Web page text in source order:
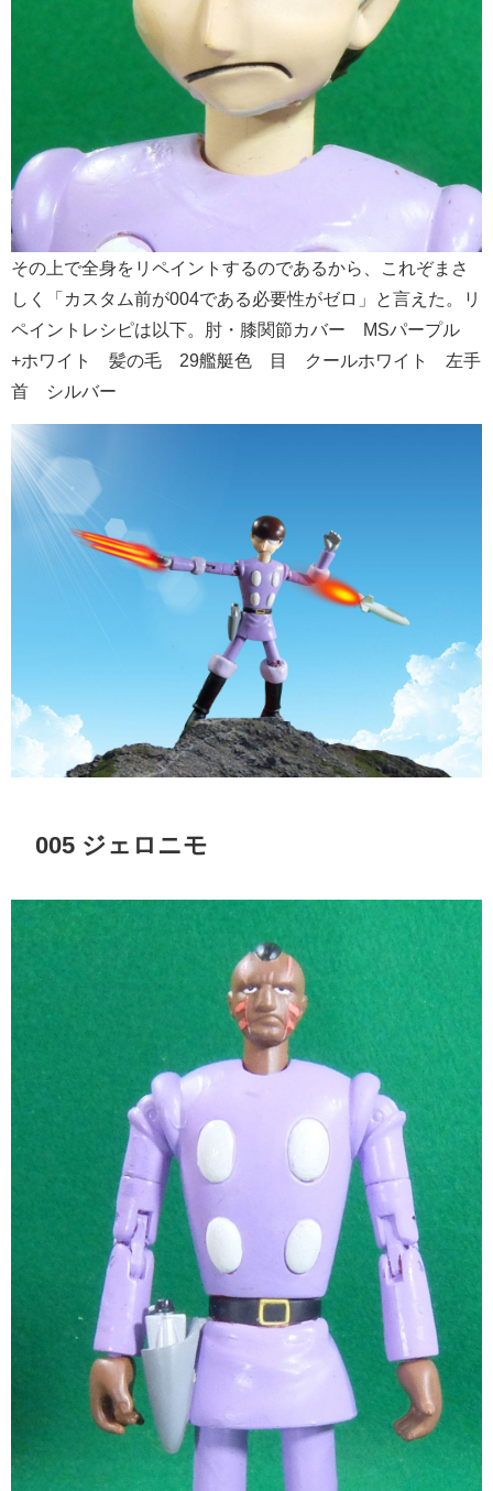
その上で全身をリペイントするのであるから、これぞまさ
しく「カスタム前が004である必要性がゼロ」と言えた。リ
ペイントレシピは以下。肘・膝関節カバー MSパープル
+ホワイト 髪の毛 29艦艇色 目 クールホワイト 左手
首 シルバー
005 ジェロニモ